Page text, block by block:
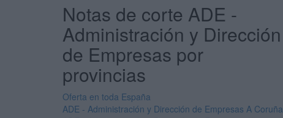
Notas de corte ADE -
Administración y Dirección
de Empresas por
provincias
Oferta en toda España
ADE - Administración y Dirección de Empresas A Coruña